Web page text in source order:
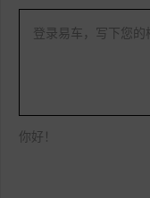
登录易车，写下您的
你好！